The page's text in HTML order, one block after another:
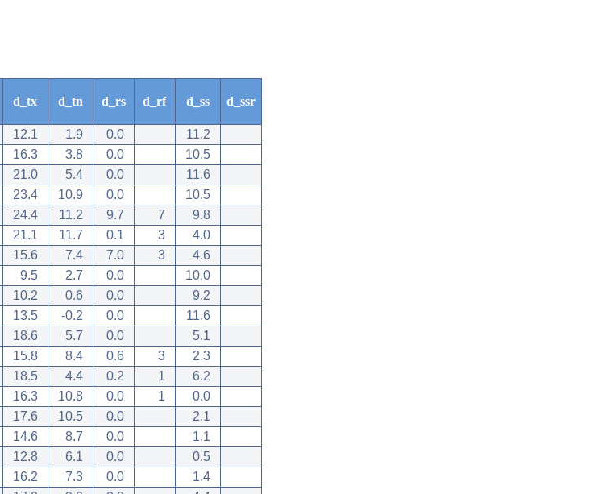
d_tx d_tn d_rs d_rf d_ss d_ssr
12.1 1.9 0.0
11.2
16.3 3.8 0.0
10.5
21.0 5.4 0.0
11.6
23.4 10.9 0.0
10.5
24.4 11.2 9.7 7
9.8
21.1 11.7 0.1 3
4.0
15.6 7.4 7.0 3
4.6
9.5 2.7 0.0
10.0
10.2 0.6 0.0
9.2
13.5 -0.2 0.0
11.6
18.6 5.7 0.0
5.1
15.8 8.4 0.6 3
2.3
18.5 4.4 0.2 1
6.2
16.3 10.8 0.0 1
0.0
17.6 10.5 0.0
2.1
14.6 8.7 0.0
1.1
12.8 6.1 0.0
0.5
16.2 7.3 0.0
1.4